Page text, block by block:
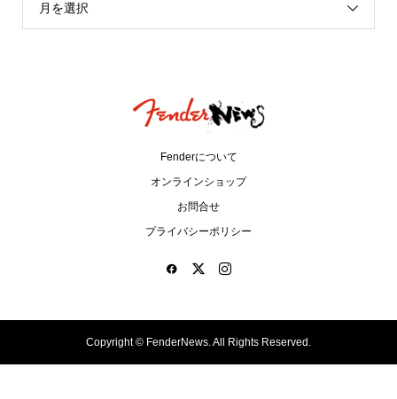
月を選択
Fenderについて
オンラインショップ
お問合せ
プライバシーポリシー
Copyright © FenderNews. All Rights Reserved.